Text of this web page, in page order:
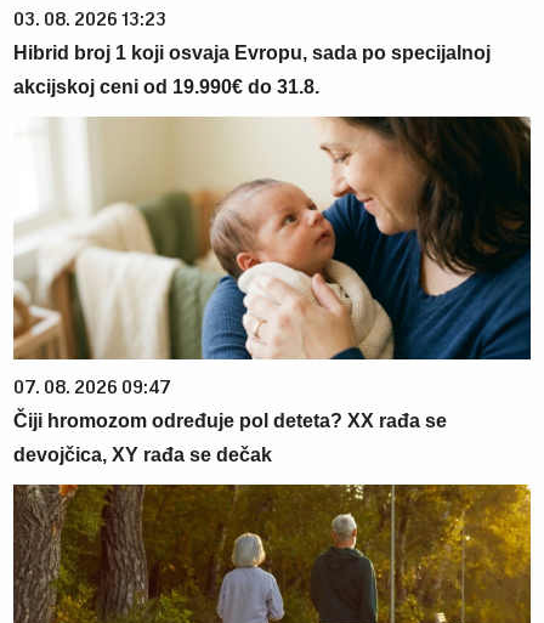
03. 08. 2026 13:23
Hibrid broj 1 koji osvaja Evropu, sada po specijalnoj
akcijskoj ceni od 19.990€ do 31.8.
07. 08. 2026 09:47
Čiji hromozom određuje pol deteta? XX rađa se
devojčica, XY rađa se dečak